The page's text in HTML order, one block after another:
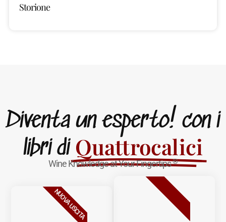
Storione
Diventa un esperto! con i
libri di Quattrocalici
Wine Knowledge at Your Fingertips®
NUOVA USCITA BESTSELLER